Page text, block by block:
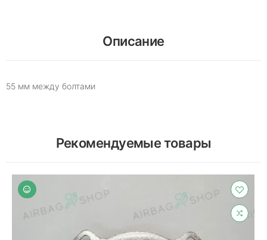
Описание
55 мм между болтами
Рекомендуемые товары